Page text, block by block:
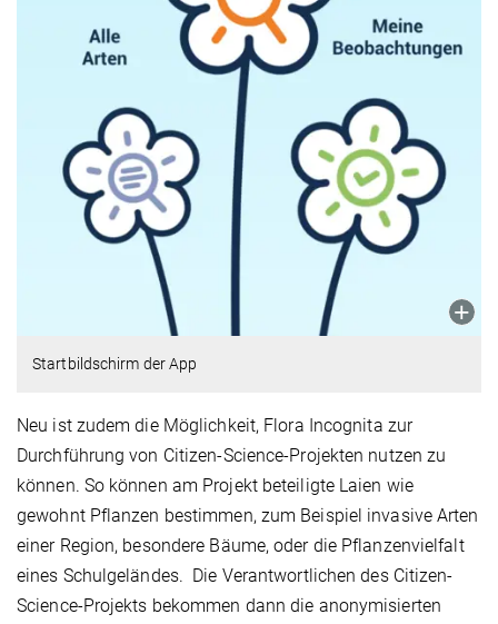
Startbildschirm der App
Neu ist zudem die Möglichkeit, Flora Incognita zur
Durchführung von Citizen-Science-Projekten nutzen zu
können. So können am Projekt beteiligte Laien wie
gewohnt Pflanzen bestimmen, zum Beispiel invasive Arten
einer Region, besondere Bäume, oder die Pflanzenvielfalt
eines Schulgeländes. Die Verantwortlichen des Citizen-
Science-Projekts bekommen dann die anonymisierten